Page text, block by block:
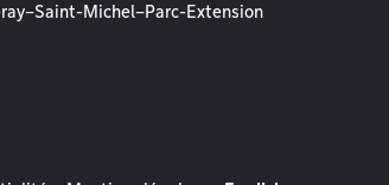
Michel–Parc-Extension